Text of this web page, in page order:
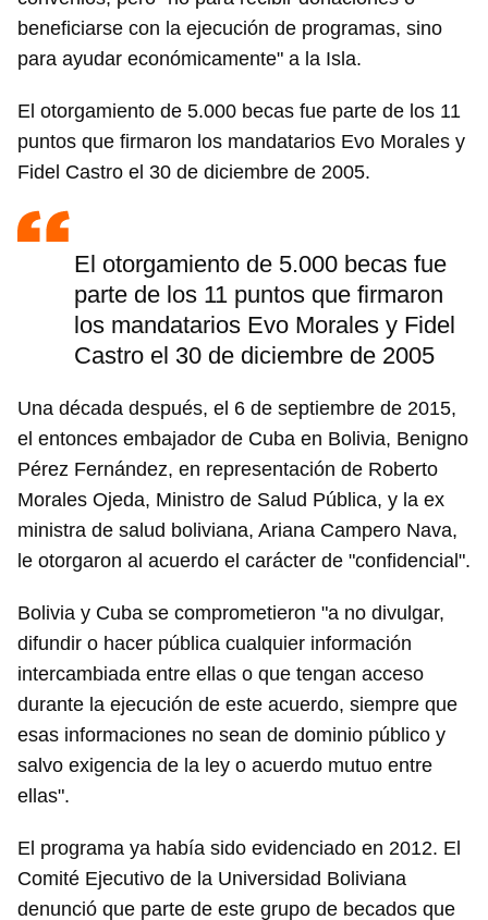
beneficiarse con la ejecución de programas, sino
para ayudar económicamente" a la Isla.
El otorgamiento de 5.000 becas fue parte de los 11
puntos que firmaron los mandatarios Evo Morales y
Fidel Castro el 30 de diciembre de 2005.
El otorgamiento de 5.000 becas fue
parte de los 11 puntos que firmaron
los mandatarios Evo Morales y Fidel
Castro el 30 de diciembre de 2005
Una década después, el 6 de septiembre de 2015,
el entonces embajador de Cuba en Bolivia, Benigno
Pérez Fernández, en representación de Roberto
Morales Ojeda, Ministro de Salud Pública, y la ex
ministra de salud boliviana, Ariana Campero Nava,
le otorgaron al acuerdo el carácter de "confidencial".
Bolivia y Cuba se comprometieron "a no divulgar,
difundir o hacer pública cualquier información
intercambiada entre ellas o que tengan acceso
durante la ejecución de este acuerdo, siempre que
esas informaciones no sean de dominio público y
salvo exigencia de la ley o acuerdo mutuo entre
ellas".
El programa ya había sido evidenciado en 2012. El
Comité Ejecutivo de la Universidad Boliviana
denunció que parte de este grupo de becados que